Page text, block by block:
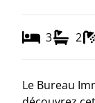
3 2
Le Bureau